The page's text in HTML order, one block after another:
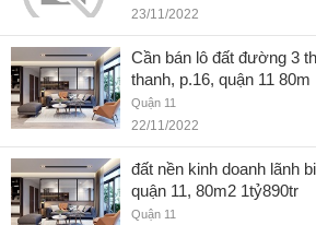
23/11/2022
Cần bán lô đất đường 3
thanh, p.16, quận 11 80m
Quận 11
22/11/2022
đất nền kinh doanh lãnh
quận 11, 80m2 1tỷ890tr
Quận 11